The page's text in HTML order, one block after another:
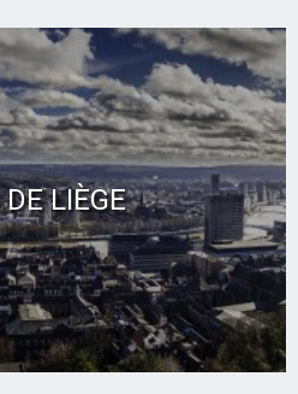
DE LIÈGE